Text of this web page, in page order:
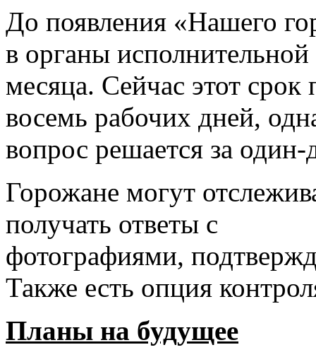
До появления «Нашего
в органы
месяца. Сейчас этот срок
восемь рабочих дней,
вопрос решается за один-
Горожане могут
получать ответы с
фотографиями,
Также есть опция
Планы на будущее